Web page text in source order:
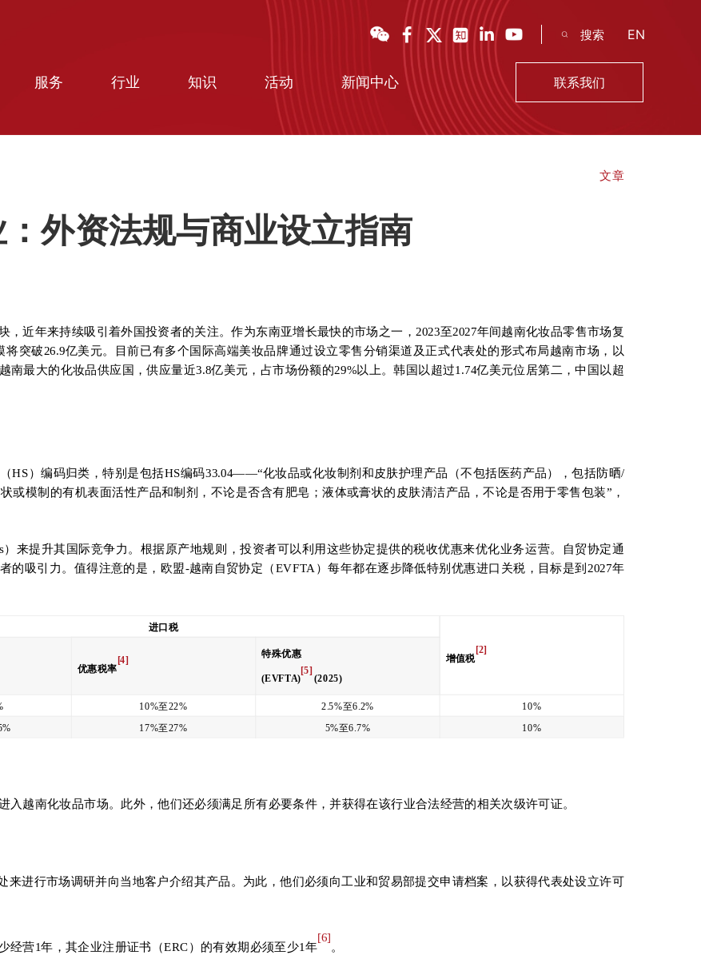
服务 行业 知识 活动 新闻中心
EN
联系我们
文章
外资法规与商业设立指南
近年来持续吸引着外国投资者的关注。作为东南亚增长最快的市场之一，2023至2027年间越南化妆品零售市场复
将突破26.9亿美元。目前已有多个国际高端美妆品牌通过设立零售分销渠道及正式代表处的形式布局越南市场，以
南最大的化妆品供应国，供应量近3.8亿美元，占市场份额的29%以上。韩国以超过1.74亿美元位居第二，中国以超
HS）编码归类，特别是包括HS编码33.04——“化妆品或化妆制剂和皮肤护理产品（不包括医药产品），包括防晒/
或模制的有机表面活性产品和制剂，不论是否含有肥皂；液体或膏状的皮肤清洁产品，不论是否用于零售包装”，
来提升其国际竞争力。根据原产地规则，投资者可以利用这些协定提供的税收优惠来优化业务运营。自贸协定通
的吸引力。值得注意的是，欧盟-越南自贸协定（EVFTA）每年都在逐步降低特别优惠进口关税，目标是到2027年
进口税
增值税
[2]
优惠税率
[4]
特殊优惠
(EVFTA)
[5]
(2025)
10%至22% 2.5%至6.2%
10%
17%至27% 5%至6.7% 10%
越南化妆品市场。此外，他们还必须满足所有必要条件，并获得在该行业合法经营的相关次级许可证。
来进行市场调研并向当地客户介绍其产品。为此，他们必须向工业和贸易部提交申请档案，以获得代表处设立许可
营1年，其企业注册证书（ERC）的有效期必须至少1年
[6]
。